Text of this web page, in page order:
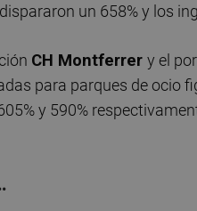
un 658% y los
CH Montferrer y el
para parques de ocio
y 590%